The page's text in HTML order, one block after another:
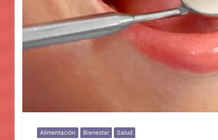
Alimentación Bienestar Salud